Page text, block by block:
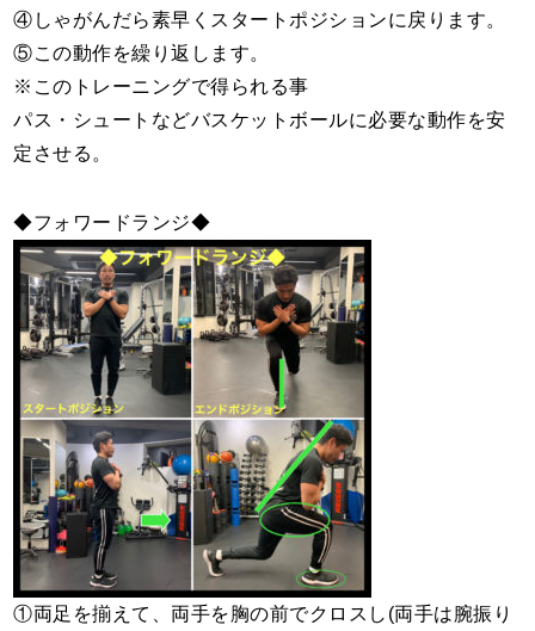
④しゃがんだら素早くスタートポジションに戻ります。
⑤この動作を繰り返します。
※このトレーニングで得られる事
パス・シュートなどバスケットボールに必要な動作を安
定させる。
◆フォワードランジ◆
①両足を揃えて、両手を胸の前でクロスし(両手は腕振り